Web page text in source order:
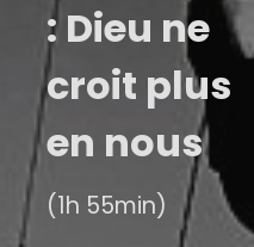
: Dieu ne
croit plus
en nous
(1h 55min)